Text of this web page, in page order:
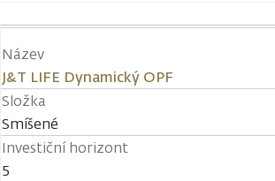
Název
J&T LIFE Dynamický OPF
Složka
Smíšené
Investiční horizont
5